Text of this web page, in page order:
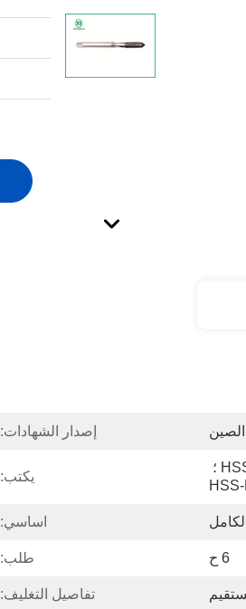
الصين إصدار الشهادات:
يكتب:
اساسي:
6 ح طلب:
تفاصيل التغليف: